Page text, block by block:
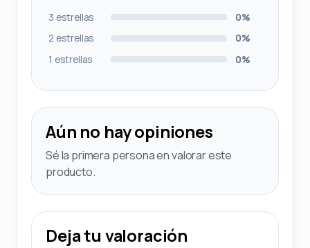
3 estrellas
0%
2 estrellas
0%
1 estrellas
0%
Aún no hay opiniones
Sé la primera persona en valorar este
producto.
Deja tu valoración